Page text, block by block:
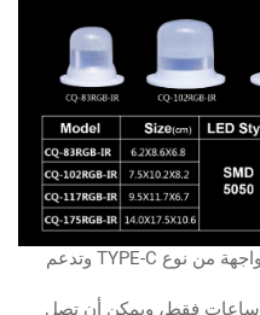
تستخدم بطارية LED (اللب) تصميم واجهة من نوع TYPE-C وتدعم
يستغرق الشحن الكامل من 4 إلى 6 ساعات فقط، ويمكن أن تصل